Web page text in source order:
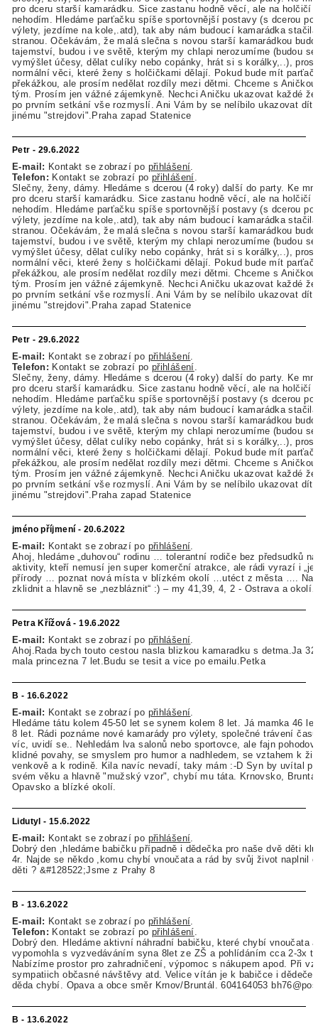
pro dceru starší kamarádku. Sice zastanu hodně věcí, ale na holčičí
nehodím. Hledáme parťačku spíše sportovnější postavy (s dcerou
výlety, jezdíme na kole,.atd), tak aby nám budoucí kamarádka
stranou. Očekávám, že malá slečna s novou starší kamarádkou
tajemství, budou i ve světě, kterým my chlapi nerozumíme (budou
vymýšlet účesy, dělat culíky nebo copánky, hrát si s korálky,..),
normální věci, které ženy s holčičkami dělají. Pokud bude mít
překážkou, ale prosím nedělat rozdíly mezi dětmi. Chceme s
tým. Prosím jen vážné zájemkyně. Nechci Aničku ukazovat každé
po prvním setkání vše rozmyslí. Ani Vám by se nelíbilo ukazovat
jinému "strejdovi".Praha zapad Statenice
Petr - 29.6.2022
E-mail: Kontakt se zobrazí po přihlášení
Telefon: Kontakt se zobrazí po přihlášení
Slečny, ženy, dámy. Hledáme s dcerou (4 roky) další do party. Ke
pro dceru starší kamarádku. Sice zastanu hodně věcí, ale na holčičí
nehodím. Hledáme parťačku spíše sportovnější postavy (s dcerou
výlety, jezdíme na kole,.atd), tak aby nám budoucí kamarádka
stranou. Očekávám, že malá slečna s novou starší kamarádkou
tajemství, budou i ve světě, kterým my chlapi nerozumíme (budou
vymýšlet účesy, dělat culíky nebo copánky, hrát si s korálky,..),
normální věci, které ženy s holčičkami dělají. Pokud bude mít
překážkou, ale prosím nedělat rozdíly mezi dětmi. Chceme s
tým. Prosím jen vážné zájemkyně. Nechci Aničku ukazovat každé
po prvním setkání vše rozmyslí. Ani Vám by se nelíbilo ukazovat
jinému "strejdovi".Praha zapad Statenice
Petr - 29.6.2022
E-mail: Kontakt se zobrazí po přihlášení
Telefon: Kontakt se zobrazí po přihlášení
Slečny, ženy, dámy. Hledáme s dcerou (4 roky) další do party. Ke
pro dceru starší kamarádku. Sice zastanu hodně věcí, ale na holčičí
nehodím. Hledáme parťačku spíše sportovnější postavy (s dcerou
výlety, jezdíme na kole,.atd), tak aby nám budoucí kamarádka
stranou. Očekávám, že malá slečna s novou starší kamarádkou
tajemství, budou i ve světě, kterým my chlapi nerozumíme (budou
vymýšlet účesy, dělat culíky nebo copánky, hrát si s korálky,..),
normální věci, které ženy s holčičkami dělají. Pokud bude mít
překážkou, ale prosím nedělat rozdíly mezi dětmi. Chceme s
tým. Prosím jen vážné zájemkyně. Nechci Aničku ukazovat každé
po prvním setkání vše rozmyslí. Ani Vám by se nelíbilo ukazovat
jinému "strejdovi".Praha zapad Statenice
jméno příjmení - 20.6.2022
E-mail: Kontakt se zobrazí po přihlášení
Ahoj, hledáme „duhovou“ rodinu … tolerantní rodiče bez předsudků
aktivity, kteří nemusí jen super komerční atrakce, ale rádi vyrazí i
přírody … poznat nová místa v blízkém okolí …utéct z města …. Na
zklidnit a hlavně se „nezbláznit“ :) – my 41,39, 4, 2 - Ostrava a
Petra Křížová - 19.6.2022
E-mail: Kontakt se zobrazí po přihlášení
Ahoj.Rada bych touto cestou nasla blizkou kamaradku s detma.Ja
mala princezna 7 let.Budu se tesit a vice po emailu.Petka
B - 16.6.2022
E-mail: Kontakt se zobrazí po přihlášení
Hledáme tátu kolem 45-50 let se synem kolem 8 let. Já mamka 46
8 let. Rádi poznáme nové kamarády pro výlety, společné trávení
víc, uvidí se.. Nehledám lva salonů nebo sportovce, ale fajn
klidné povahy, se smyslem pro humor a nadhledem, se vztahem k
venkově a k rodině. Kila navíc nevadí, taky mám :-D Syn by uvítal
svém věku a hlavně "mužský vzor", chybí mu táta. Krnovsko,
Opavsko a blízké okolí.
Lidutyl - 15.6.2022
E-mail: Kontakt se zobrazí po přihlášení
Dobrý den ,hledáme babičku případně i dědečka pro naše dvě děti
4r. Najde se někdo ,komu chybí vnoučata a rád by svůj život naplnil
děti ? &#128522;Jsme z Prahy 8
B - 13.6.2022
E-mail: Kontakt se zobrazí po přihlášení
Telefon: Kontakt se zobrazí po přihlášení
Dobrý den. Hledáme aktivní náhradní babičku, které chybí vnoučata
vypomohla s vyzvedáváním syna 8let ze ZŠ a pohlídáním cca 2-3x
Nabízíme prostor pro zahradničení, výpomoc s nákupem apod. Při
sympatiich občasné návštěvy atd. Velice vítán je k babičce i
děda chybí. Opava a obce směr Krnov/Bruntál. 604164053
B - 13.6.2022